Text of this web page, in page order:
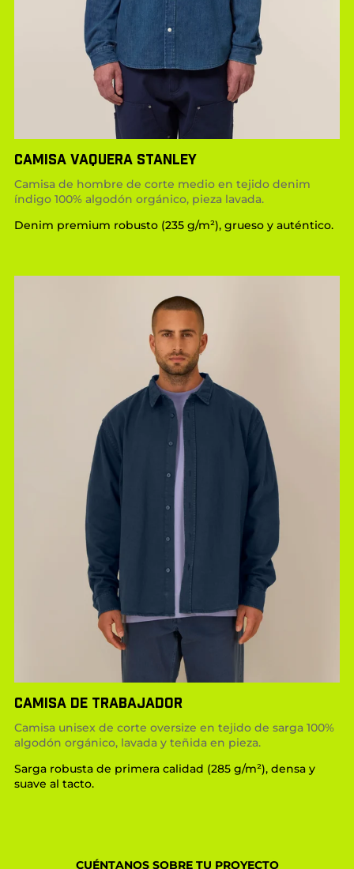
CAMISA VAQUERA STANLEY
Camisa de hombre de corte medio en tejido denim
índigo 100% algodón orgánico, pieza lavada.
Denim premium robusto (235 g/m²), grueso y auténtico.
CAMISA DE TRABAJADOR
Camisa unisex de corte oversize en tejido de sarga 100%
algodón orgánico, lavada y teñida en pieza.
Sarga robusta de primera calidad (285 g/m²), densa y
suave al tacto.
CUÉNTANOS SOBRE TU PROYECTO